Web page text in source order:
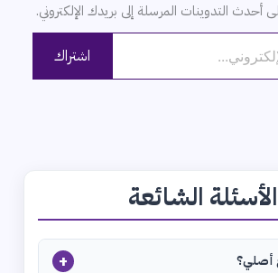
التدوينات المرسلة إلى بريدك الإلكتروني.
اشتراك
الأسئلة الشائعة
أصلي؟ +